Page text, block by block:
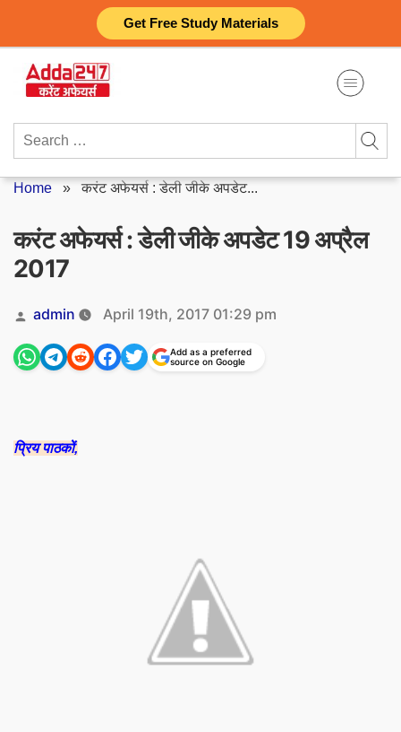
Get Free Study Materials
content
Search
Home »करंट अफेयर्स : डेली जीके अपडेट...
करंट अफेयर्स : डेली जीके अपडेट 19 अप्रैल
2017
Posted
by
admin April 19th, 2017 01:29 pm
Add as a preferred
source on Google
प्रिय पाठकों,